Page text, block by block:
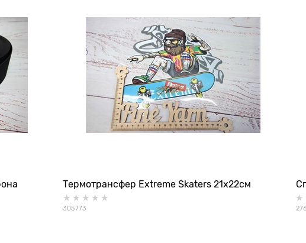
Термотрансфер Extreme Skaters 21х22см
305773